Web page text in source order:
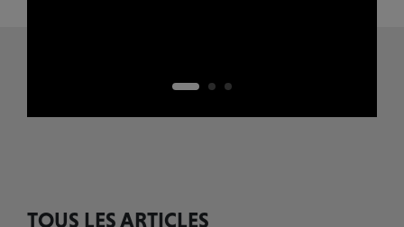
TOUS LES ARTICLES